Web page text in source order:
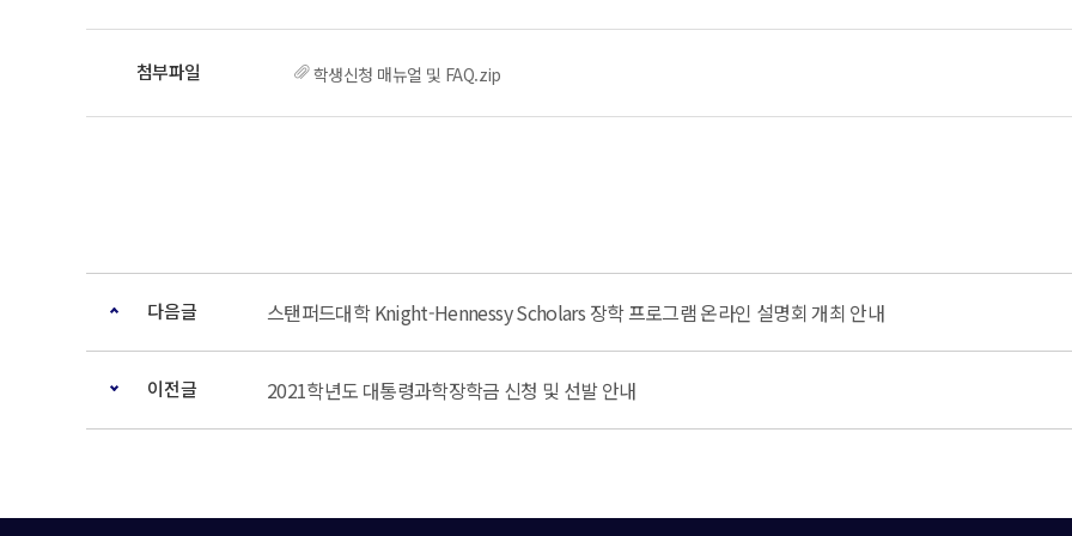
학생신청 매뉴얼 및 FAQ.zip
다음글 스탠퍼드대학 Knight-Hennessy Scholars 장학 프로그램 온라인 설명회 개최 안내
이전글 2021학년도 대통령과학장학금 신청 및 선발 안내